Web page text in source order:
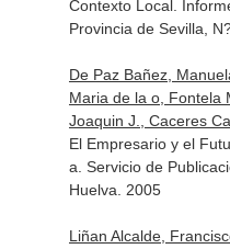
Contexto Local.
Provincia de Sevilla,
De Paz Bañez,
Maria de la o, Fontela
Joaquin J., Caceres
El Empresario y el
a. Servicio de
Huelva. 2005
Liñan Alcalde,